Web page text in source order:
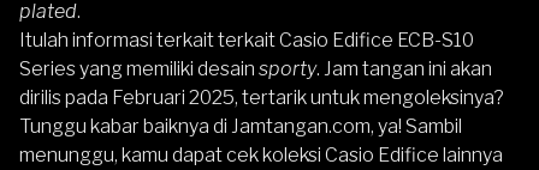
plated.
Itulah informasi terkait terkait Casio Edifice ECB-S10
Series yang memiliki desain sporty. Jam tangan ini akan
dirilis pada Februari 2025, tertarik untuk mengoleksinya?
Tunggu kabar baiknya di Jamtangan.com, ya! Sambil
menunggu, kamu dapatcek koleksi Casio Edifice lainnya